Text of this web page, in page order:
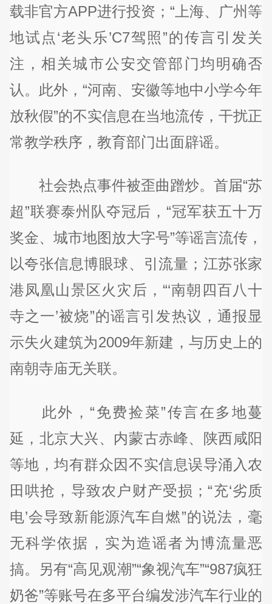
载非官方APP进行投资；“上海、广州等
地试点‘老头乐’C7驾照”的传言引发关
注，相关城市公安交管部门均明确否
认。此外，“河南、安徽等地中小学今年
放秋假”的不实信息在当地流传，干扰正
常教学秩序，教育部门出面辟谣。
社会热点事件被歪曲蹭炒。首届“苏
超”联赛泰州队夺冠后，“冠军获五十万
奖金、城市地图放大字号”等谣言流传，
以夸张信息博眼球、引流量；江苏张家
港凤凰山景区火灾后，“‘南朝四百八十
寺之一’被烧”的谣言引发热议，通报显
示失火建筑为2009年新建，与历史上的
南朝寺庙无关联。
此外，“免费捡菜”传言在多地蔓
延，北京大兴、内蒙古赤峰、陕西咸阳
等地，均有群众因不实信息误导涌入农
田哄抢，导致农户财产受损；“充‘劣质
电’会导致新能源汽车自燃”的说法，毫
无科学依据，实为造谣者为博流量恶
搞。另有“高见观潮”“象视汽车”“987疯狂
奶爸”等账号在多平台编发涉汽车行业的